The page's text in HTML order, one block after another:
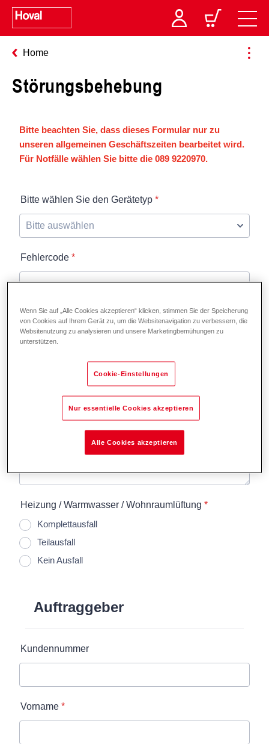
Home
Störungsbehebung
Wenn Sie auf „Alle Cookies akzeptieren“ klicken, stimmen Sie der Speicherung
von Cookies auf Ihrem Gerät zu, um die Websitenavigation zu verbessern, die
Websitenutzung zu analysieren und unsere Marketingbemühungen zu
unterstützen.
Cookie-Einstellungen
Nur essentielle Cookies akzeptieren
Alle Cookies akzeptieren